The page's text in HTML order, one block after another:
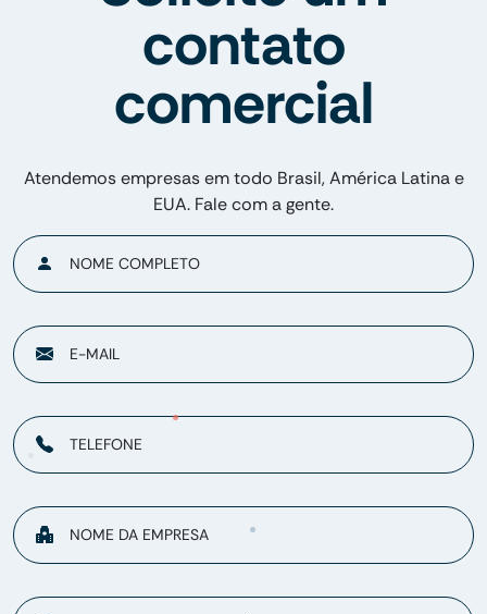
contato
comercial
Atendemos empresas em todo Brasil, América Latina e
EUA. Fale com a gente.
NOME COMPLETO
E-MAIL
TELEFONE
NOME DA EMPRESA